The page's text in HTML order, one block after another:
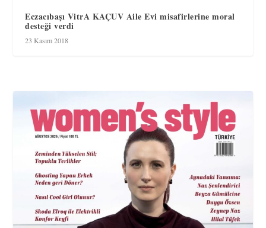
Eczacıbaşı VitrA KAÇUV Aile Evi misafirlerine moral
desteği verdi
23 Kasım 2018